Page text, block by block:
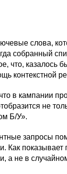
слова,
собранный
что, казалось
контекстной
в кампании
не
Б/У».
запросы
Как
а не в